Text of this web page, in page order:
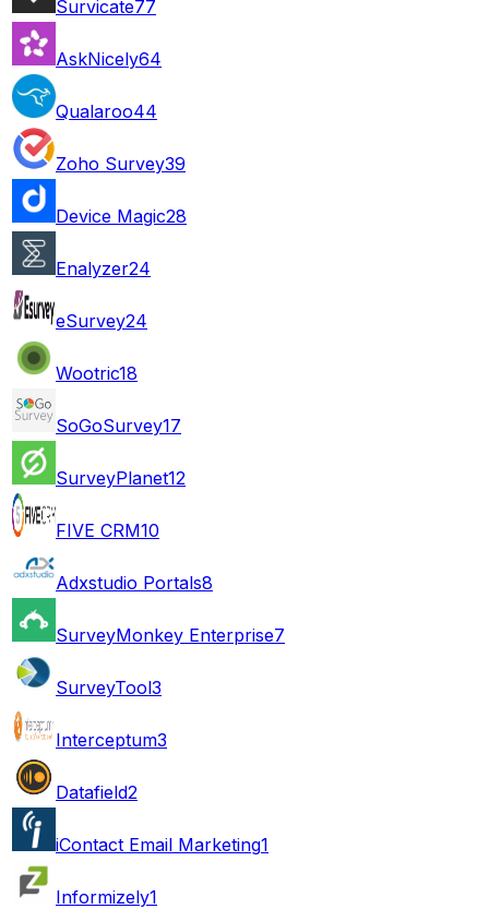
Survicate77
AskNicely64
Qualaroo44
Zoho Survey39
Device Magic28
Enalyzer24
eSurvey24
Wootric18
SoGoSurvey17
SurveyPlanet12
FIVE CRM10
Adxstudio Portals8
SurveyMonkey Enterprise7
SurveyTool3
Interceptum3
Datafield2
iContact Email Marketing1
Informizely1